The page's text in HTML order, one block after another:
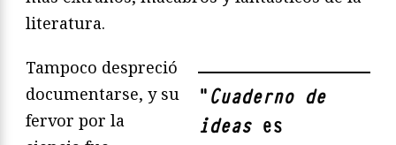
literatura.
"Cuaderno de
ideas es
Tampoco despreció
documentarse, y su
fervor por la